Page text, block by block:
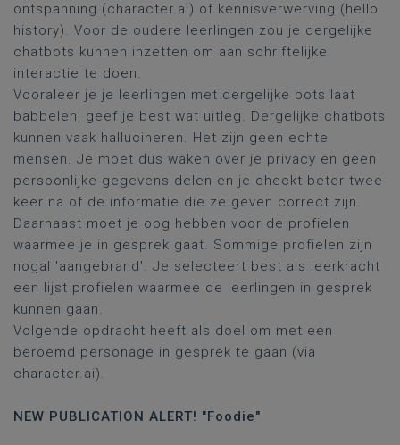
ontspanning (character.ai) of kennisverwerving (hello
history). Voor de oudere leerlingen zou je dergelijke
chatbots kunnen inzetten om aan schriftelijke
interactie te doen.
Vooraleer je je leerlingen met dergelijke bots laat
babbelen, geef je best wat uitleg. Dergelijke chatbots
kunnen vaak hallucineren. Het zijn geen echte
mensen. Je moet dus waken over je privacy en geen
persoonlijke gegevens delen en je checkt beter twee
keer na of de informatie die ze geven correct zijn.
Daarnaast moet je oog hebben voor de profielen
waarmee je in gesprek gaat. Sommige profielen zijn
nogal 'aangebrand'. Je selecteert best als leerkracht
een lijst profielen waarmee de leerlingen in gesprek
kunnen gaan.
Volgende opdracht heeft als doel om met een
beroemd personage in gesprek te gaan (via
character.ai).
NEW PUBLICATION ALERT! "Foodie"